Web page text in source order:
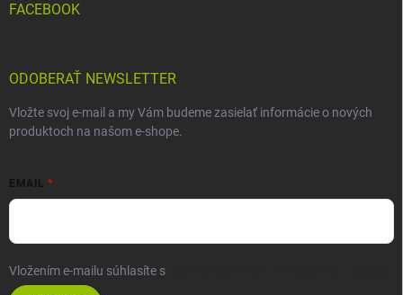
FACEBOOK
ODOBERAŤ NEWSLETTER
Vložte svoj e-mail a my Vám budeme zasielať informácie o nových
produktoch na našom e-shope.
EMAIL
Vložením e-mailu súhlasíte s